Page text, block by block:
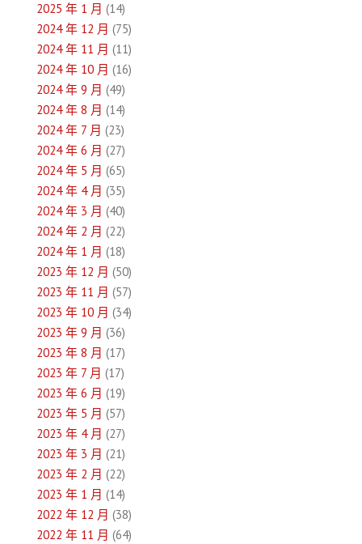
2025 年 1 月 (14)
2024 年 12 月 (75)
2024 年 11 月 (11)
2024 年 10 月 (16)
2024 年 9 月 (49)
2024 年 8 月 (14)
2024 年 7 月 (23)
2024 年 6 月 (27)
2024 年 5 月 (65)
2024 年 4 月 (35)
2024 年 3 月 (40)
2024 年 2 月 (22)
2024 年 1 月 (18)
2023 年 12 月 (50)
2023 年 11 月 (57)
2023 年 10 月 (34)
2023 年 9 月 (36)
2023 年 8 月 (17)
2023 年 7 月 (17)
2023 年 6 月 (19)
2023 年 5 月 (57)
2023 年 4 月 (27)
2023 年 3 月 (21)
2023 年 2 月 (22)
2023 年 1 月 (14)
2022 年 12 月 (38)
2022 年 11 月 (64)